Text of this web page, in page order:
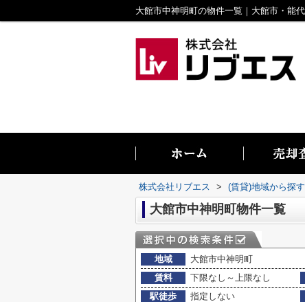
株式会社リブエス > (賃貸)地域から探す
大館市中神明町物件一覧
地域
大館市中神明町
賃料
下限なし～上限なし
駅徒歩
指定しない